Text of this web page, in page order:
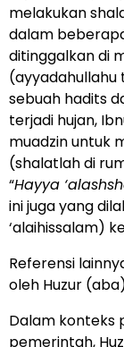
melakukan
dalam
ditinggalkan di
(ayyadahullahu
sebuah hadits
terjadi hujan,
muadzin untuk
(shalatlah di
“Hayya
ini juga yang
‘alaihissalam)
Referensi
oleh Huzur
Dalam konteks
pemerintah,